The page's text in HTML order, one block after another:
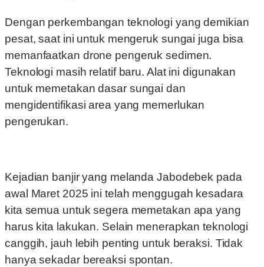
Dengan perkembangan teknologi yang demikian
pesat, saat ini untuk mengeruk sungai juga bisa
memanfaatkan drone pengeruk sedimen.
Teknologi masih relatif baru. Alat ini digunakan
untuk memetakan dasar sungai dan
mengidentifikasi area yang memerlukan
pengerukan.
Kejadian banjir yang melanda Jabodebek pada
awal Maret 2025 ini telah menggugah kesadara
kita semua untuk segera memetakan apa yang
harus kita lakukan. Selain menerapkan teknologi
canggih, jauh lebih penting untuk beraksi. Tidak
hanya sekadar bereaksi spontan.